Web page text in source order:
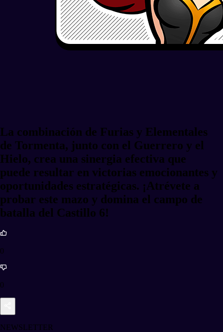
La combinación de Furias y Elementales
de Tormenta, junto con el Guerrero y el
Hielo, crea una sinergia efectiva que
puede resultar en victorias emocionantes y
oportunidades estratégicas. ¡Atrévete a
probar este mazo y domina el campo de
batalla del Castillo 6!
0
0
NEWSLETTER